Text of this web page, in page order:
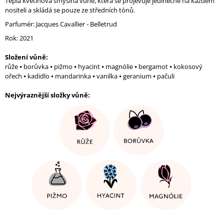
nositeli a skládá se pouze ze středních tónů.
Parfumér: Jacques Cavallier - Belletrud
Rok: 2021
Složení vůně:
růže ⦁ borůvka ⦁ pižmo ⦁ hyacint ⦁ magnólie ⦁ bergamot ⦁ kokosový
ořech ⦁ kadidlo ⦁ mandarinka ⦁ vanilka ⦁ geranium ⦁ pačuli
Nejvýraznější složky vůně:
J
M
E
PARFUM
88
Kč